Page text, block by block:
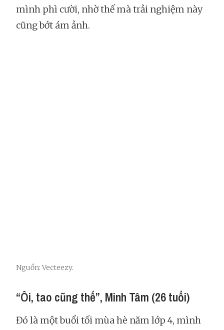
mình phì cười, nhờ thế mà trải nghiệm này
cũng bớt ám ảnh.
Nguồn: Vecteezy.
“Ôi, tao cũng thế”, Minh Tâm (26 tuổi)
Đó là một buổi tối mùa hè năm lớp 4, mình